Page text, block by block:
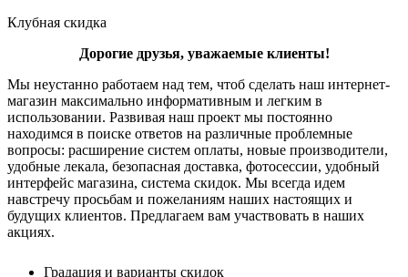
Клубная скидка
Дорогие друзья, уважаемые клиенты!
Мы неустанно работаем над тем, чтоб сделать наш интернет-
магазин максимально информативным и легким в
использовании. Развивая наш проект мы постоянно
находимся в поиске ответов на различные проблемные
вопросы: расширение систем оплаты, новые производители,
удобные лекала, безопасная доставка, фотосессии, удобный
интерфейс магазина, система скидок. Мы всегда идем
навстречу просьбам и пожеланиям наших настоящих и
будущих клиентов. Предлагаем вам участвовать в наших
акциях.
Градация и варианты скидок